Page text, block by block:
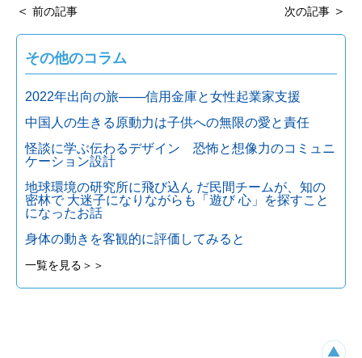
＜ 前の記事 次の記事 ＞
その他のコラム
2022年出向の旅───信用金庫と女性起業家支援
中国人の生きる原動力は子供への無限の愛と責任
怪談に学ぶ伝わるデザイン 恐怖と想像力のコミュニ
ケーション設計
地球環境の研究所に飛び込ん だ民間チームが、知の
密林で 大迷子になりながらも「遊び 心」を探すこと
になったお話
身体の動きを客観的に評価してみると
一覧を見る＞＞